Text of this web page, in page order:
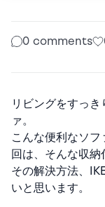
0 comments
リビングをすっ
ァ。
こんな便利なソ
回は、そんな収納
その解決方法、
いと思います。